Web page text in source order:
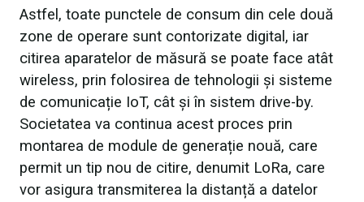
Astfel, toate punctele de consum din cele două
zone de operare sunt contorizate digital, iar
citirea aparatelor de măsură se poate face atât
wireless, prin folosirea de tehnologii și sisteme
de comunicație IoT, cât și în sistem drive-by.
Societatea va continua acest proces prin
montarea de module de generație nouă, care
permit un tip nou de citire, denumit LoRa, care
vor asigura transmiterea la distanță a datelor